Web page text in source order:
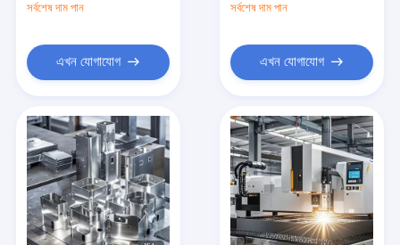
সর্বশেষ দাম পান
এখন যোগাযোগ
সর্বশেষ দাম পান
এখন যোগাযোগ